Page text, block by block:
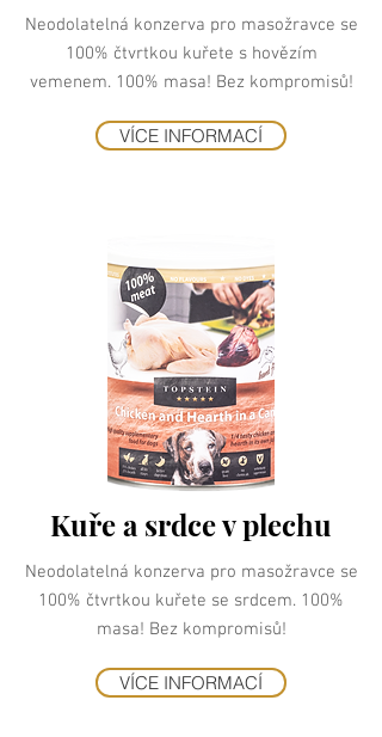
Neodolatelná konzerva pro masožravce se
100% čtvrtkou kuřete s hovězím
vemenem. 100% masa! Bez kompromisů!
VÍCE INFORMACÍ
Kuře a srdce v plechu
Neodolatelná konzerva pro masožravce se
100% čtvrtkou kuřete se srdcem. 100%
masa! Bez kompromisů!
VÍCE INFORMACÍ